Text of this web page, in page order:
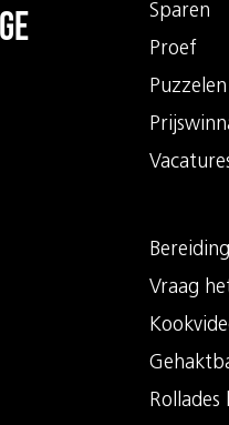
Sparen
Proef
Vraag
Rollades